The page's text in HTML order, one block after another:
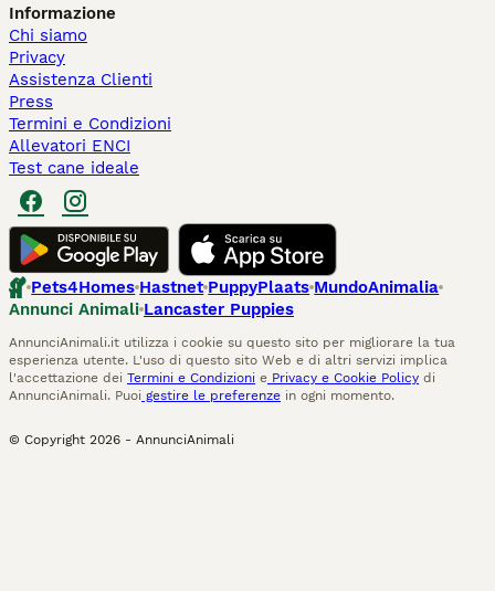
Informazione
Chi siamo
Privacy
Assistenza Clienti
Press
Termini e Condizioni
Allevatori ENCI
Test cane ideale
Pets4Homes Hastnet PuppyPlaats MundoAnimalia
Annunci Animali Lancaster Puppies
AnnunciAnimali.it utilizza i cookie su questo sito per migliorare la tua
esperienza utente. L'uso di questo sito Web e di altri servizi implica
l'accettazione dei Termini e Condizioni e Privacy e Cookie Policy di
AnnunciAnimali. Puoi gestire le preferenze in ogni momento.
© Copyright 2026 - AnnunciAnimali